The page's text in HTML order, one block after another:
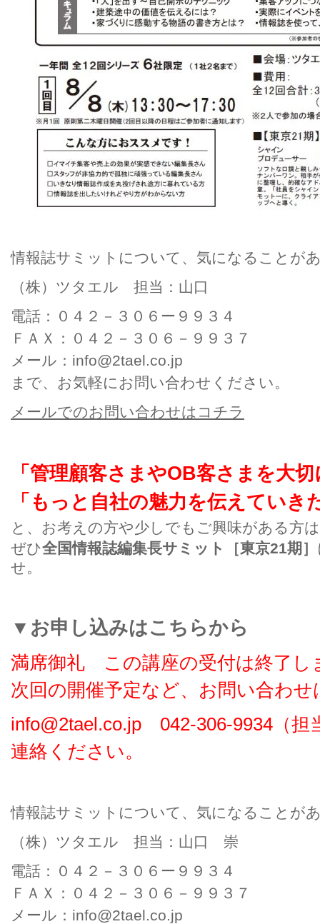
情報誌サミットについて、気になることが
（株）ツタエル 担当：山口
電話：０４２－３０６ー９９３４
ＦＡＸ：０４２－３０６－９９３７
メール：info@2tael.co.jp
まで、お気軽にお問い合わせください。
メールでのお問い合わせはコチラ
「管理顧客さまやOB客さまを大
「もっと自社の魅力を伝えていき
と、 お考えの方や少しでもご興味がある方
ぜひ全国情報誌編集長サミット［東京21期］
せ。
▼お申し込みはこちらから
満席御礼 この講座の受付は終了し
次回の開催予定など、お問い合わせ
info@2tael.co.jp 042-306-9934（担
連絡ください。
情報誌サミットについて、気になることが
（株）ツタエル 担当：山口 崇
電話：０４２－３０６ー９９３４
ＦＡＸ：０４２－３０６－９９３７
メール：info@2tael.co.jp